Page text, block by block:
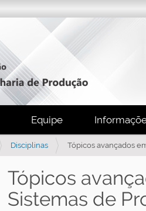
Equipe
Disciplinas Tópicos avançados
Tópicos
Sistemas de